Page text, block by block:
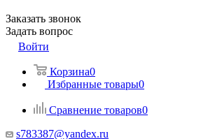
Заказать звонок
Задать вопрос
Войти
Корзина0
Избранные товары0
Сравнение товаров0
s783387@yandex.ru